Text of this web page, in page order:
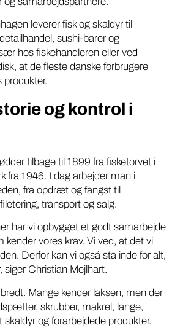
leverer fisk og skaldyr til
sushi-barer og
hos fiskehandleren eller ved
at de fleste danske forbrugere
og kontrol i
tilbage til 1899 fra fisketorvet i
fra 1946. I dag arbejder man i
fra opdræt og fangst til
transport og salg.
har vi opbygget et godt samarbejde
kender vores krav. Vi ved, at det vi
Derfor kan vi også stå inde for alt,
siger Christian Mejlhart.
Mange kender laksen, men der
skrubber, makrel, lange,
og forarbejdede produkter.